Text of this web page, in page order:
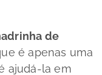
de
é apenas uma
ajudá-la em